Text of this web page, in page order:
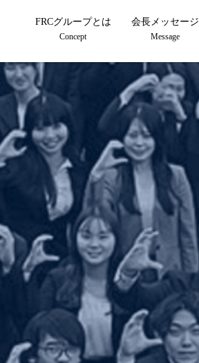
FRCグループとは
Concept
会長メッセージ
Message